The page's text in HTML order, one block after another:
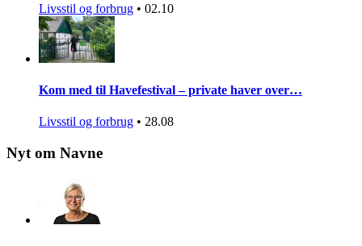
Livsstil og forbrug • 02.10
Kom med til Havefestival – private haver over…
Livsstil og forbrug • 28.08
Nyt om Navne